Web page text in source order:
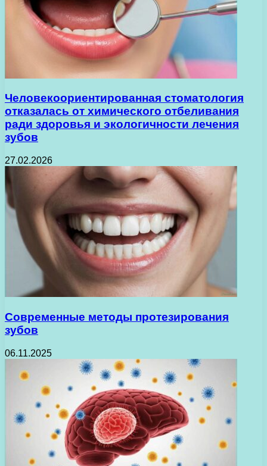
Человекоориентированная стоматология
отказалась от химического отбеливания
ради здоровья и экологичности лечения
зубов
27.02.2026
Современные методы протезирования
зубов
06.11.2025